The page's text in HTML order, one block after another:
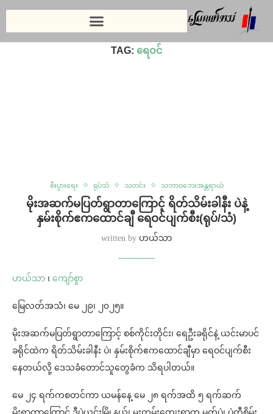
TAG: ရေဝင်
စီးပွားရေး ရုပ်သံ သတင်း သဘာဝဘေးအန္တရာယ်
မိုးအဆက်မပြတ်ရွာတာကြောင့် ရိတ်သိမ်းခါနီး ပဲနဲ့
နှမ်းစိုက်ဧကထောင်ချီ ရေဝင်ပျက်စီး(ရုပ်/သံ)
written by ဟယ်သာ
ဟယ်သာ ၊ ကျော်စွာ
မြေလတ်အသံ၊ မေ ၂၉၊ ၂၀၂၅။
မိုးအဆက်မပြတ်ရွာတာကြောင့် စစ်ကိုင်းတိုင်း၊ ရေဦးခရိုင်နဲ့ ယင်းမာပင်
ခရိုင်ထဲက ရိတ်သိမ်းခါနီး ပဲ၊ နှမ်းစိုက်ဧကထောင်ချီမှာ ရေဝင်ပျက်စီး
နေတယ်လို့ ဒေသခံတောင်သူတွေခံက သိရပါတယ်။
မေ ၂၄ ရက်ကစတင်ကာ ယမန်နေ့ မေ ၂၈ ရက်အထိ ၅ ရက်ဆက်